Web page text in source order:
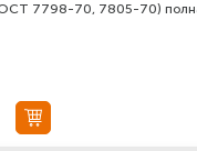
7798-70, 7805-70)